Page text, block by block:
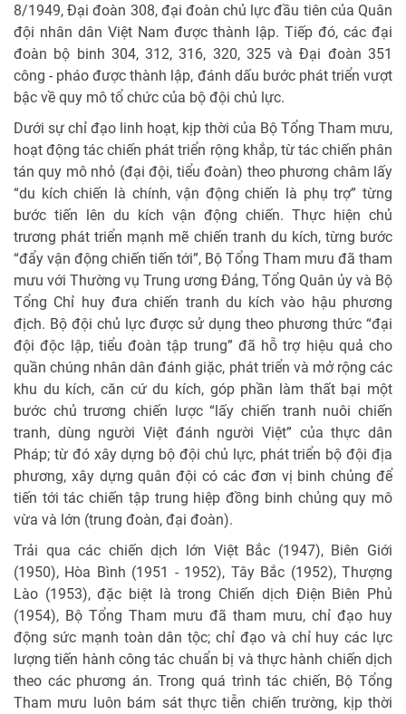
8/1949, Đại đoàn 308, đại đoàn chủ lực đầu tiên của Quân
đội nhân dân Việt Nam được thành lập. Tiếp đó, các đại
đoàn bộ binh 304, 312, 316, 320, 325 và Đại đoàn 351
công - pháo được thành lập, đánh dấu bước phát triển vượt
bậc về quy mô tổ chức của bộ đội chủ lực.
Dưới sự chỉ đạo linh hoạt, kịp thời của Bộ Tổng Tham mưu,
hoạt động tác chiến phát triển rộng khắp, từ tác chiến phân
tán quy mô nhỏ (đại đội, tiểu đoàn) theo phương châm lấy
“du kích chiến là chính, vận động chiến là phụ trợ” từng
bước tiến lên du kích vận động chiến. Thực hiện chủ
trương phát triển mạnh mẽ chiến tranh du kích, từng bước
“đẩy vận động chiến tiến tới”, Bộ Tổng Tham mưu đã tham
mưu với Thường vụ Trung ương Đảng, Tổng Quân ủy và Bộ
Tổng Chỉ huy đưa chiến tranh du kích vào hậu phương
địch. Bộ đội chủ lực được sử dụng theo phương thức “đại
đội độc lập, tiểu đoàn tập trung” đã hỗ trợ hiệu quả cho
quần chúng nhân dân đánh giặc, phát triển và mở rộng các
khu du kích, căn cứ du kích, góp phần làm thất bại một
bước chủ trương chiến lược “lấy chiến tranh nuôi chiến
tranh, dùng người Việt đánh người Việt” của thực dân
Pháp; từ đó xây dựng bộ đội chủ lực, phát triển bộ đội địa
phương, xây dựng quân đội có các đơn vị binh chủng để
tiến tới tác chiến tập trung hiệp đồng binh chủng quy mô
vừa và lớn (trung đoàn, đại đoàn).
Trải qua các chiến dịch lớn Việt Bắc (1947), Biên Giới
(1950), Hòa Bình (1951 - 1952), Tây Bắc (1952), Thượng
Lào (1953), đặc biệt là trong Chiến dịch Điện Biên Phủ
(1954), Bộ Tổng Tham mưu đã tham mưu, chỉ đạo huy
động sức mạnh toàn dân tộc; chỉ đạo và chỉ huy các lực
lượng tiến hành công tác chuẩn bị và thực hành chiến dịch
theo các phương án. Trong quá trình tác chiến, Bộ Tổng
Tham mưu luôn bám sát thực tiễn chiến trường, kịp thời